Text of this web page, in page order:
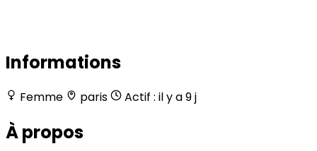
Informations
Femme paris Actif : il y a 9 j
À propos